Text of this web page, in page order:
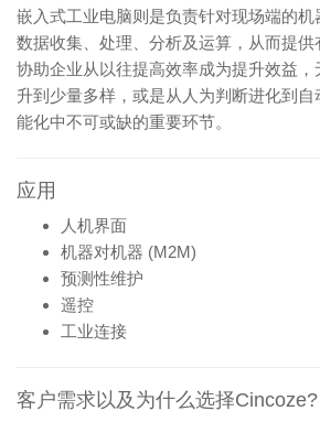
嵌入式工业电脑则是负责针对现场端的
数据收集、处理、分析及运算，从而提供
协助企业从以往提高效率成为提升效益
升到少量多样，或是从人为判断进化到
能化中不可或缺的重要环节。
应用
人机界面
机器对机器 (M2M)
预测性维护
遥控
工业连接
客户需求以及为什么选择Cincoze?